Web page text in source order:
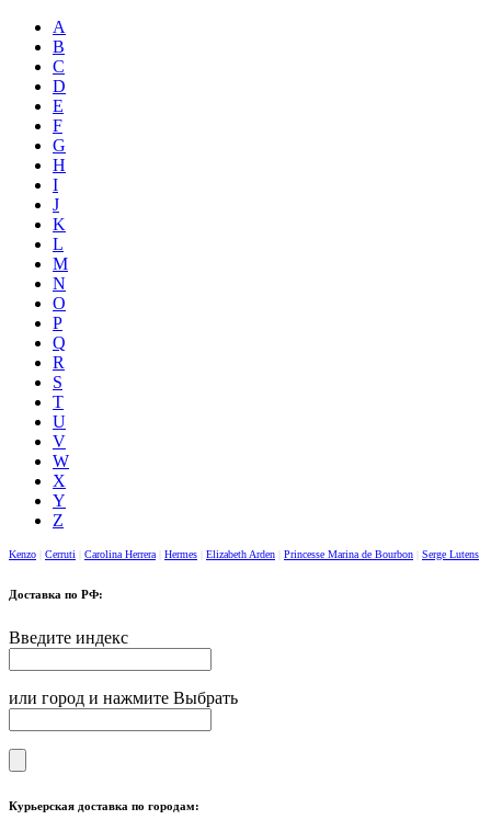
A
B
C
D
E
F
G
H
I
J
K
L
M
N
O
P
Q
R
S
T
U
V
W
X
Y
Z
Kenzo Cerruti Carolina Herrera Hermes Elizabeth Arden Princesse Marina de Bourbon Serge Lutens
Доставка по РФ:
Введите индекс
или город и нажмите Выбрать
Курьерская доставка по городам: